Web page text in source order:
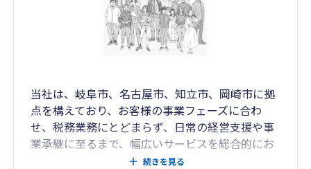
当社は、岐阜市、名古屋市、知立市、岡崎市に拠
点を構えており、お客様の事業フェーズに合わ
せ、税務業務にとどまらず、日常の経営支援や事
業承継に至るまで、幅広いサービスを総合的にお
届けしております。
続きを見る